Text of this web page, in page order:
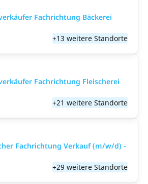
Fachrichtung Bäckerei
+13 weitere Standorte
Fachrichtung Fleischerei
+21 weitere Standorte
Fachrichtung Verkauf (m/w/d) -
+29 weitere Standorte